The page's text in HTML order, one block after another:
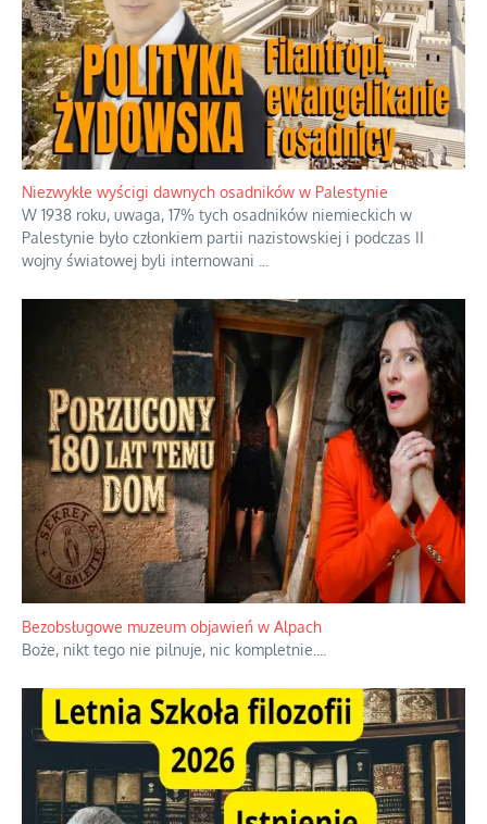
Niezwykłe wyścigi dawnych osadników w Palestynie
W 1938 roku, uwaga, 17% tych osadników niemieckich w
Palestynie było członkiem partii nazistowskiej i podczas II
wojny światowej byli internowani
Bezobsługowe muzeum objawień w Alpach
Boże, nikt tego nie pilnuje, nic kompletnie.